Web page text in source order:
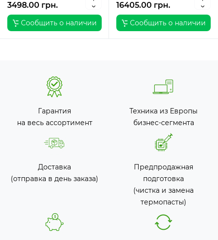
3498.00 грн.
Сообщить о наличии
16405.00 грн.
Сообщить о наличии
Гарантия
на весь ассортимент
Техника из Европы
бизнес-сегмента
Доставка
(отправка в день заказа)
Предпродажная
подготовка
(чистка и замена
термопасты)